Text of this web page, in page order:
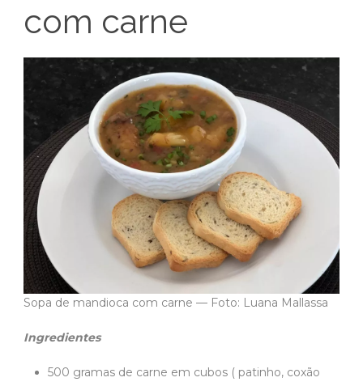
com carne
Sopa de mandioca com carne — Foto: Luana Mallassa
Ingredientes
500 gramas de carne em cubos ( patinho, coxão